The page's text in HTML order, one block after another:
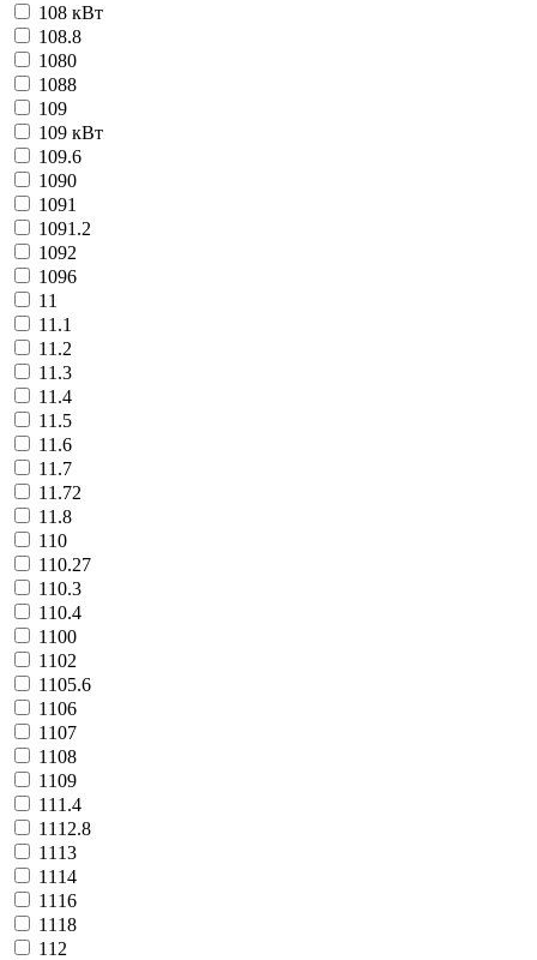
108 кВт
108.8
1080
1088
109
109 кВт
109.6
1090
1091
1091.2
1092
1096
11
11.1
11.2
11.3
11.4
11.5
11.6
11.7
11.72
11.8
110
110.27
110.3
110.4
1100
1102
1105.6
1106
1107
1108
1109
111.4
1112.8
1113
1114
1116
1118
112